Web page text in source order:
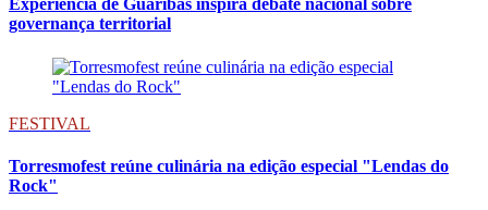
Experiência de Guaribas inspira debate nacional sobre
governança territorial
FESTIVAL
Torresmofest reúne culinária na edição especial "Lendas do
Rock"